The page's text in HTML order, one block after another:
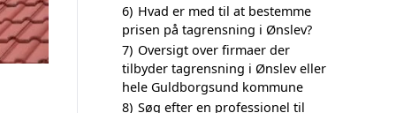
6) Hvad er med til at bestemme
prisen på tagrensning i Ønslev?
7) Oversigt over firmaer der
tilbyder tagrensning i Ønslev eller
hele Guldborgsund kommune
8) Søg efter en professionel til